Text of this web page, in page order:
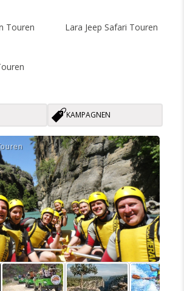
Touren Lara Jeep Safari Touren
KAMPAGNEN